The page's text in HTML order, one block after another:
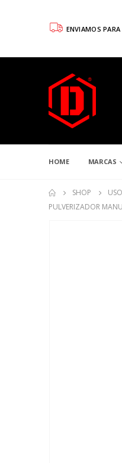
ENVIAMOS
HOME MARCAS
SHOP
PULVERIZADOR